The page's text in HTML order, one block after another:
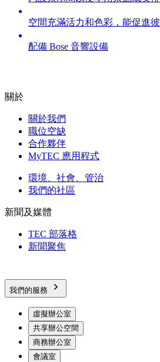
空間充滿活力和色彩，能促進
配備 Bose 音響設備
關於
關於我們
職位空缺
合作夥伴
MyTEC 應用程式
環境、社會、管治
我們的社區
新聞及媒體
TEC 部落格
新聞聚焦
我們的服務
虛擬辦公室
共享辦公空間
商務辦公室
會議室